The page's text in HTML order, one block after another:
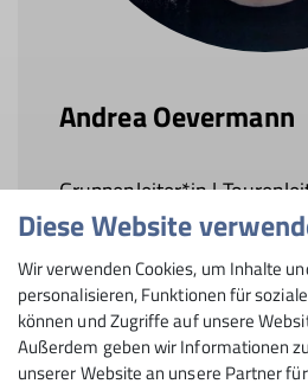
Andrea Oevermann
Gruppenleiter*in |
Diese Website
Wir verwenden Cookies, um Inhalte
personalisieren, Funktionen für
können und Zugriffe auf unsere
Außerdem geben wir Informationen
unserer Website an unsere Partner